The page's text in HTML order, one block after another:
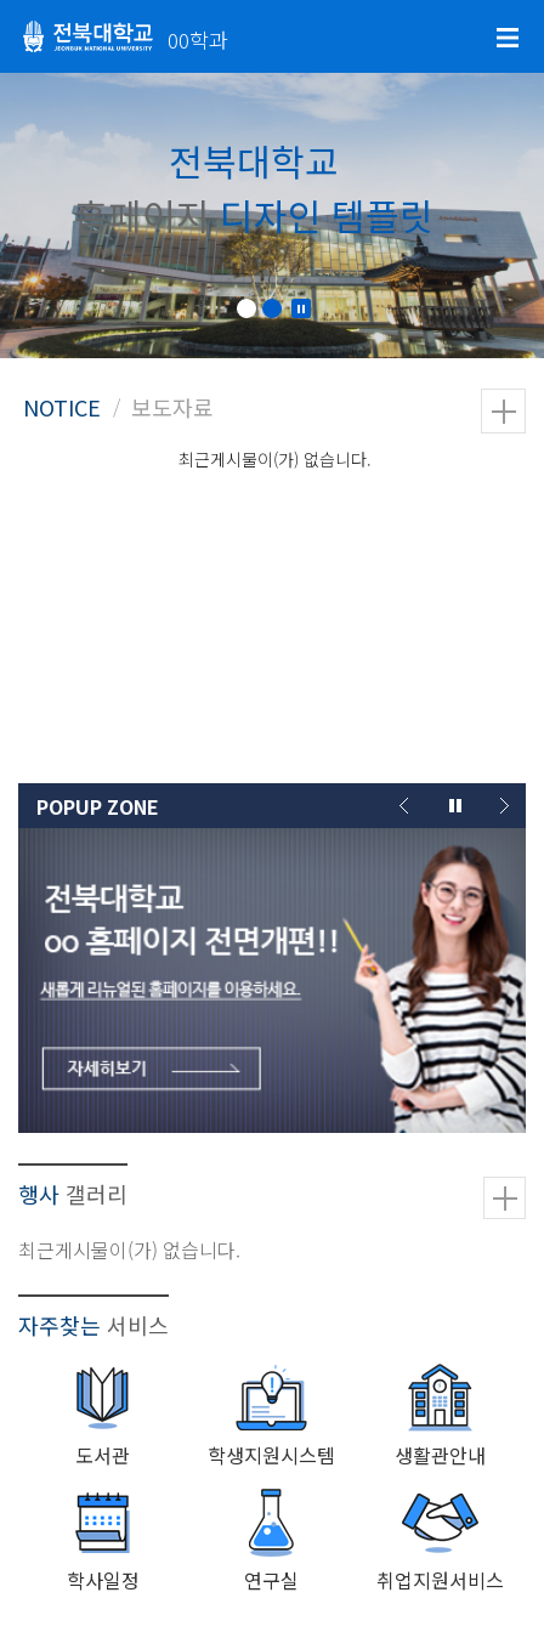
00학과
전북대학교
홈페이지디자인 템플릿
최근게시물이(가) 없습니다.
POPUP ZONE
행사 갤러리
최근게시물이(가) 없습니다.
자주찾는 서비스
도서관 학생지원시스템 생활관안내
학사일정 연구실 취업지원서비스